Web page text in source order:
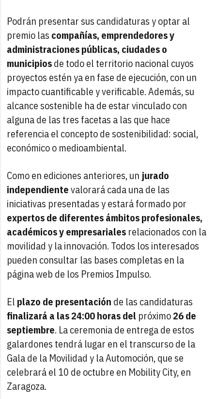
Podrán presentar sus candidaturas y optar al
premio las compañías, emprendedores y
administraciones públicas, ciudades o
municipiosde todo el territorio nacional cuyos
proyectos estén ya en fase de ejecución, con un
impacto cuantificable y verificable. Además, su
alcance sostenible ha de estar vinculado con
alguna de las tres facetas a las que hace
referencia el concepto de sostenibilidad: social,
económico o medioambiental.
Como en ediciones anteriores, un jurado
independientevalorará cada una de las
iniciativas presentadas y estará formado por
expertos de diferentes ámbitos profesionales,
académicos y empresariales relacionados con la
movilidad y la innovación. Todos los interesados
pueden consultar las bases completas en la
página web de los Premios Impulso.
El plazo de presentación de las candidaturas
finalizará a las 24:00 horas del próximo26 de
septiembre. La ceremonia de entrega de estos
galardones tendrá lugar en el transcurso de la
Gala de la Movilidad y la Automoción, que se
celebrará el 10 de octubre en Mobility City, en
Zaragoza.